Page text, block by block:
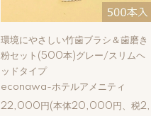
環境にやさしい竹歯ブラシ＆歯磨き
粉セット(500本)グレー/スリムヘ
ッドタイプ
econawa-ホテルアメニティ
22,000円(本体20,000円、税2,